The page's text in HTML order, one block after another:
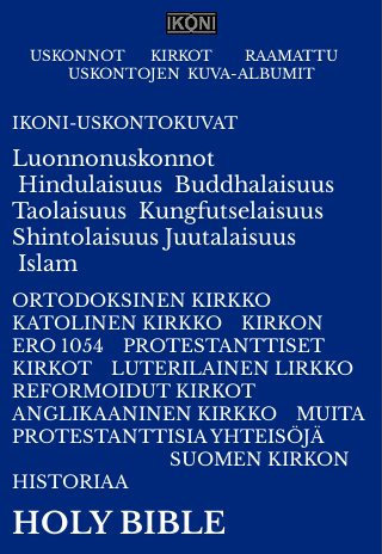
USKONNOT KIRKOT
RAAMATTU
USKONTOJEN KUVA-ALBUMIT
IKONI-USKONTOKUVAT
Luonnonuskonnot
Hindulaisuus Buddhalaisuus
Taolaisuus Kungfutselaisuus
Shintolaisuus Juutalaisuus
Islam
ORTODOKSINEN KIRKKO
KATOLINEN KIRKKO
KIRKON
ERO 1054
PROTESTANTTISET
KIRKOT
LUTERILAINEN LIRKKO
REFORMOIDUT KIRKOT
ANGLIKAANINEN KIRKKO
MUITA
PROTESTANTTISIA YHTEISÖJÄ
SUOMEN KIRKON
HISTORIAA
HOLY BIBLE